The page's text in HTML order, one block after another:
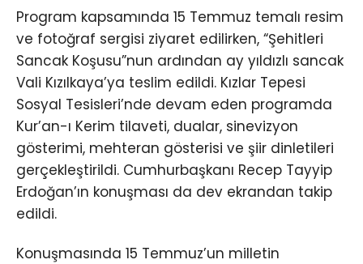
Program kapsamında 15 Temmuz temalı resim
ve fotoğraf sergisi ziyaret edilirken, “Şehitleri
Sancak Koşusu”nun ardından ay yıldızlı sancak
Vali Kızılkaya’ya teslim edildi. Kızlar Tepesi
Sosyal Tesisleri’nde devam eden programda
Kur’an-ı Kerim tilaveti, dualar, sinevizyon
gösterimi, mehteran gösterisi ve şiir dinletileri
gerçekleştirildi. Cumhurbaşkanı Recep Tayyip
Erdoğan’ın konuşması da dev ekrandan takip
edildi.
Konuşmasında 15 Temmuz’un milletin